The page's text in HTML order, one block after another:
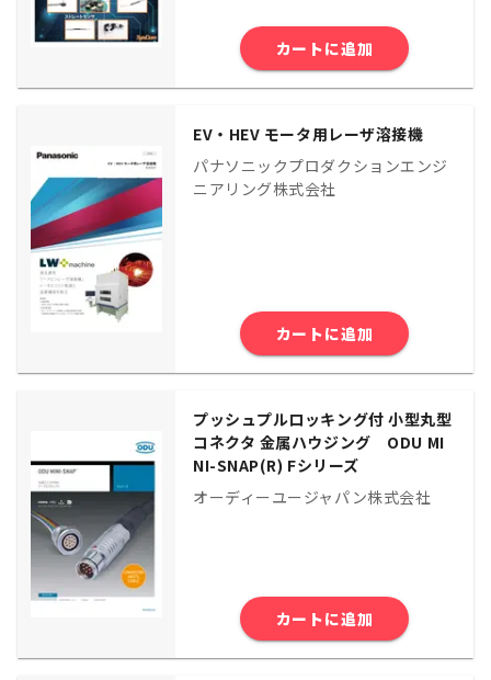
カートに追加
EV・HEV モータ用レーザ溶接機
パナソニックプロダクションエンジ
ニアリング株式会社
カートに追加
プッシュプルロッキング付 小型丸型
コネクタ 金属ハウジング ODU MI
NI-SNAP(R) Fシリーズ
オーディーユージャパン株式会社
カートに追加